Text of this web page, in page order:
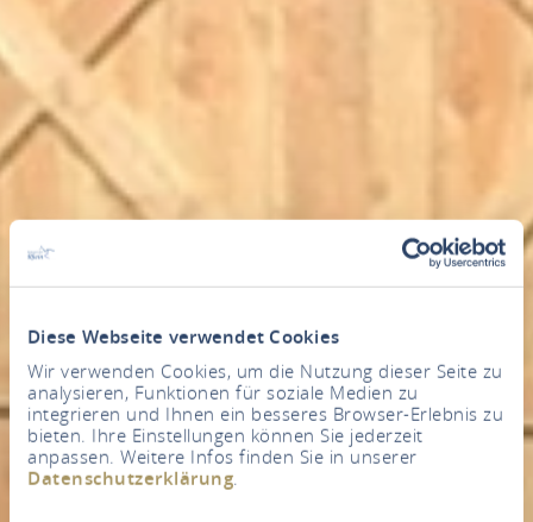
Diese Webseite verwendet Cookies
Wir verwenden Cookies, um die Nutzung dieser Seite zu
analysieren, Funktionen für soziale Medien zu
integrieren und Ihnen ein besseres Browser-Erlebnis zu
bieten. Ihre Einstellungen können Sie jederzeit
anpassen. Weitere Infos finden Sie in unserer
Datenschutzerklärung.